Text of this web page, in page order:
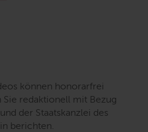
können honorarfrei
redaktionell mit Bezug
der Staatskanzlei des
berichten.